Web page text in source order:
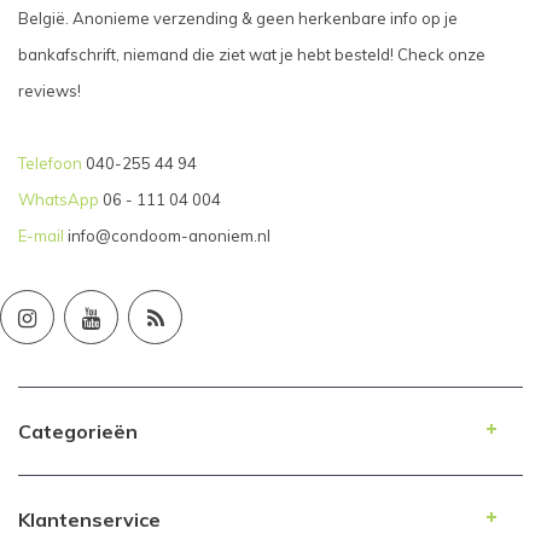
België. Anonieme verzending & geen herkenbare info op je
bankafschrift, niemand die ziet wat je hebt besteld! Check onze
reviews!
Telefoon 040-255 44 94
WhatsApp 06 - 111 04 004
E-mail info@condoom-anoniem.nl
Categorieën
Klantenservice